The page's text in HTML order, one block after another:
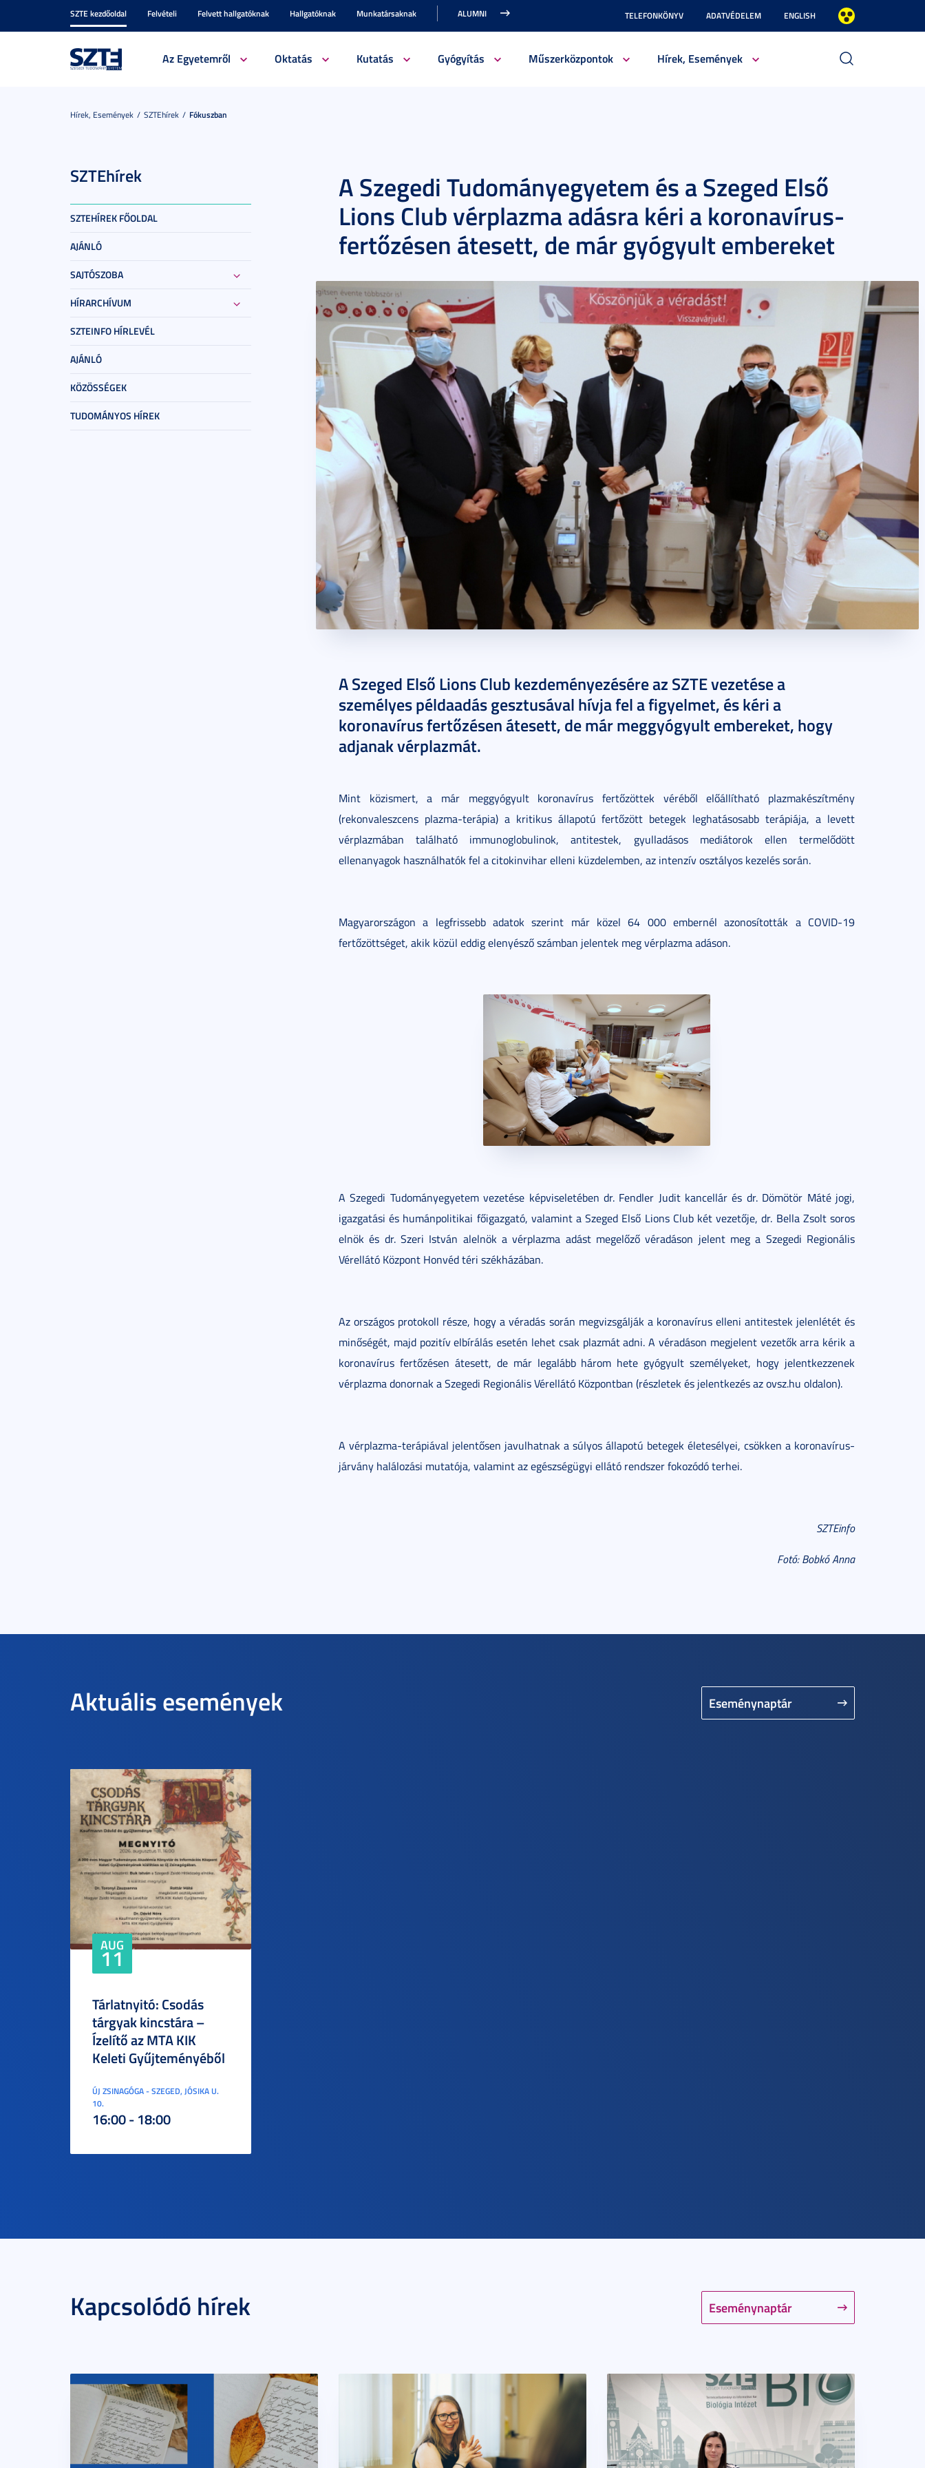
SZTE kezdőoldal Felvételi Felvett hallgatóknak Hallgatóknak Munkatársaknak ALUMNI TELEFONKÖNYV ADATVÉDELEM ENGLISH
Az Egyetemről Oktatás Kutatás Gyógyítás Műszerközpontok Hírek, Események
Hírek, Események SZTEhírek Fókuszban
SZTEhírek
SZTEHÍREK FŐOLDAL
AJÁNLÓ
SAJTÓSZOBA
HÍRARCHÍVUM
SZTEINFO HÍRLEVÉL
AJÁNLÓ
KÖZÖSSÉGEK
TUDOMÁNYOS HÍREK
A Szegedi Tudományegyetem és a Szeged Első
Lions Club vérplazma adásra kéri a koronavírus-
fertőzésen átesett, de már gyógyult embereket
A Szeged Első Lions Club kezdeményezésére az SZTE vezetése a
személyes példaadás gesztusával hívja fel a figyelmet, és kéri a
koronavírus fertőzésen átesett, de már meggyógyult embereket, hogy
adjanak vérplazmát.
Mint közismert, a már meggyógyult koronavírus fertőzöttek véréből előállítható plazmakészítmény
(rekonvaleszcens plazma-terápia) a kritikus állapotú fertőzött betegek leghatásosabb terápiája, a levett
vérplazmában található immunoglobulinok, antitestek, gyulladásos mediátorok ellen termelődött
ellenanyagok használhatók fel a citokinvihar elleni küzdelemben, az intenzív osztályos kezelés során.
Magyarországon a legfrissebb adatok szerint már közel 64 000 embernél azonosították a COVID-19
fertőzöttséget, akik közül eddig elenyésző számban jelentek meg vérplazma adáson.
A Szegedi Tudományegyetem vezetése képviseletében dr. Fendler Judit kancellár és dr. Dömötör Máté jogi,
igazgatási és humánpolitikai főigazgató, valamint a Szeged Első Lions Club két vezetője, dr. Bella Zsolt soros
elnök és dr. Szeri István alelnök a vérplazma adást megelőző véradáson jelent meg a Szegedi Regionális
Vérellátó Központ Honvéd téri székházában.
Az országos protokoll része, hogy a véradás során megvizsgálják a koronavírus elleni antitestek jelenlétét és
minőségét, majd pozitív elbírálás esetén lehet csak plazmát adni. A véradáson megjelent vezetők arra kérik a
koronavírus fertőzésen átesett, de már legalább három hete gyógyult személyeket, hogy jelentkezzenek
vérplazma donornak a Szegedi Regionális Vérellátó Központban (részletek és jelentkezés az ovsz.hu oldalon).
A vérplazma-terápiával jelentősen javulhatnak a súlyos állapotú betegek életesélyei, csökken a koronavírus-
járvány halálozási mutatója, valamint az egészségügyi ellátó rendszer fokozódó terhei.
SZTEinfo
Fotó: Bobkó Anna
Aktuális események Eseménynaptár
AUG
11
Tárlatnyitó: Csodás
tárgyak kincstára –
Ízelítő az MTA KIK
Keleti Gyűjteményéből
ÚJ ZSINAGÓGA - SZEGED, JÓSIKA U.
10.
16:00 - 18:00
Kapcsolódó hírek Eseménynaptár